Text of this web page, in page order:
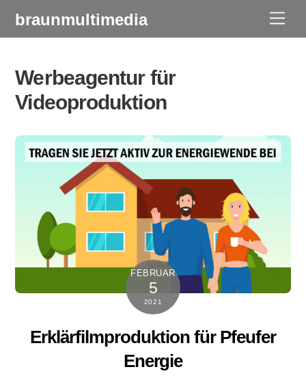
braunmultimedia
Werbeagentur für
Videoproduktion
FEBRUAR
5
2021
Erklärfilmproduktion für Pfeufer
Energie